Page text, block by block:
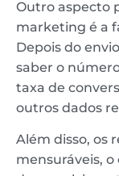
Outro aspecto
marketing é a
Depois do
saber o
taxa de
outros dados
Além disso, os
mensuráveis,